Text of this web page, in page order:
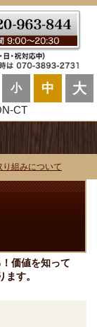
小 中 大
CT
り組みについて
価値を知って
す。